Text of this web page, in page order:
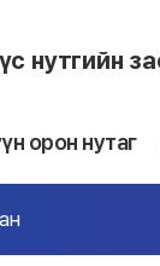
нутгийн
орон нутаг